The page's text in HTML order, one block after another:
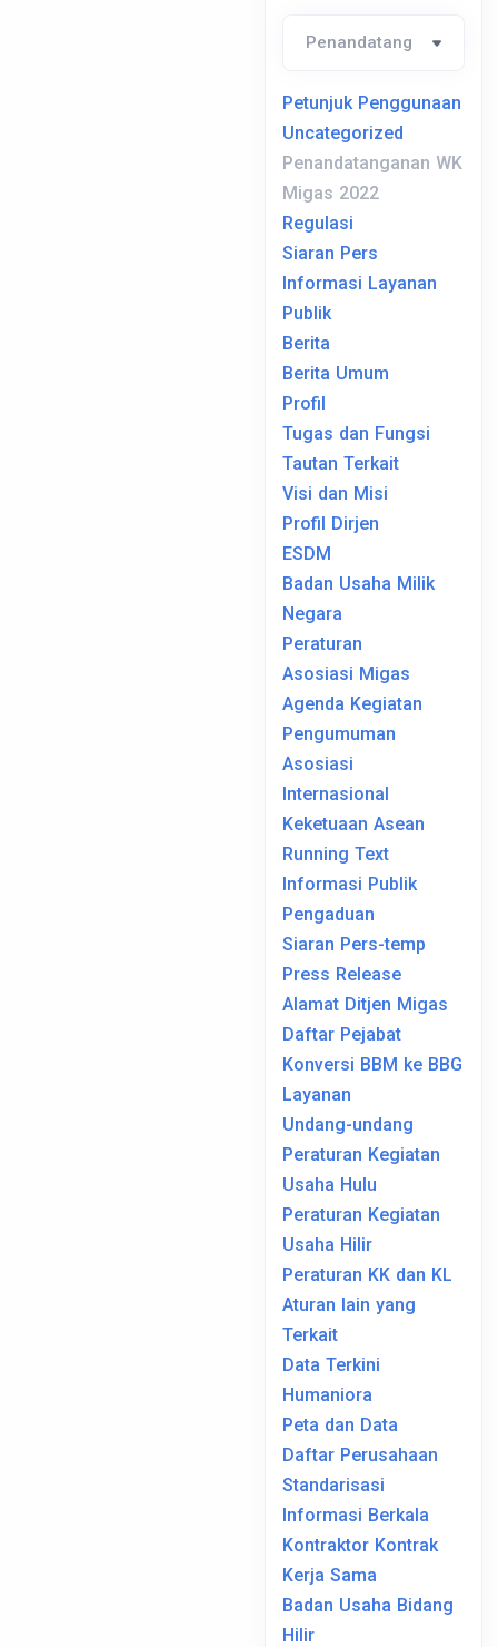
Petunjuk Penggunaan
Uncategorized
Penandatanganan WK
Migas 2022
Regulasi
Siaran Pers
Informasi Layanan
Publik
Berita
Berita Umum
Profil
Tugas dan Fungsi
Tautan Terkait
Visi dan Misi
Profil Dirjen
ESDM
Badan Usaha Milik
Negara
Peraturan
Asosiasi Migas
Agenda Kegiatan
Pengumuman
Asosiasi
Internasional
Keketuaan Asean
Running Text
Informasi Publik
Pengaduan
Siaran Pers-temp
Press Release
Alamat Ditjen Migas
Daftar Pejabat
Konversi BBM ke BBG
Layanan
Undang-undang
Peraturan Kegiatan
Usaha Hulu
Peraturan Kegiatan
Usaha Hilir
Peraturan KK dan KL
Aturan lain yang
Terkait
Data Terkini
Humaniora
Peta dan Data
Daftar Perusahaan
Standarisasi
Informasi Berkala
Kontraktor Kontrak
Kerja Sama
Badan Usaha Bidang
Hilir